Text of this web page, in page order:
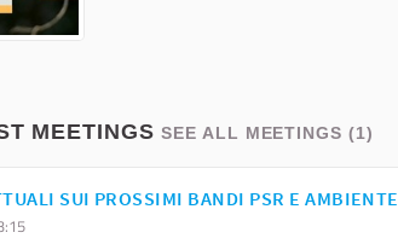
MEETINGSSEE ALL MEETINGS (1)
SUI PROSSIMI BANDI PSR E AMBIENTE